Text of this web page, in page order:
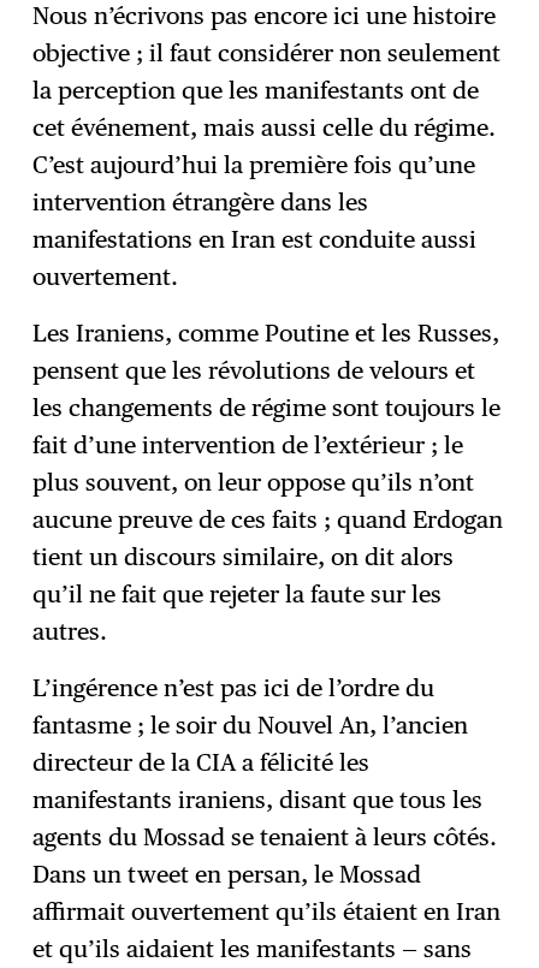
Nous n’écrivons pas encore ici une histoire
objective ; il faut considérer non seulement
la perception que les manifestants ont de
cet événement, mais aussi celle du régime.
C’est aujourd’hui la première fois qu’une
intervention étrangère dans les
manifestations en Iran est conduite aussi
ouvertement.
Les Iraniens, comme Poutine et les Russes,
pensent que les révolutions de velours et
les changements de régime sont toujours le
fait d’une intervention de l’extérieur ; le
plus souvent, on leur oppose qu’ils n’ont
aucune preuve de ces faits ; quand Erdogan
tient un discours similaire, on dit alors
qu’il ne fait que rejeter la faute sur les
autres.
L’ingérence n’est pas ici de l’ordre du
fantasme ; le soir du Nouvel An, l’ancien
directeur de la CIA a félicité les
manifestants iraniens, disant que tous les
agents du Mossad se tenaient à leurs côtés.
Dans un tweet en persan, le Mossad
affirmait ouvertement qu’ils étaient en Iran
et qu’ils aidaient les manifestants — sans